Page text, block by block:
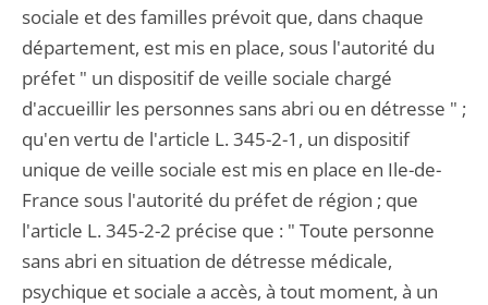
sociale et des familles prévoit que, dans chaque
département, est mis en place, sous l'autorité du
préfet " un dispositif de veille sociale chargé
d'accueillir les personnes sans abri ou en détresse " ;
qu'en vertu de l'article L. 345-2-1, un dispositif
unique de veille sociale est mis en place en Ile-de-
France sous l'autorité du préfet de région ; que
l'article L. 345-2-2 précise que : " Toute personne
sans abri en situation de détresse médicale,
psychique et sociale a accès, à tout moment, à un